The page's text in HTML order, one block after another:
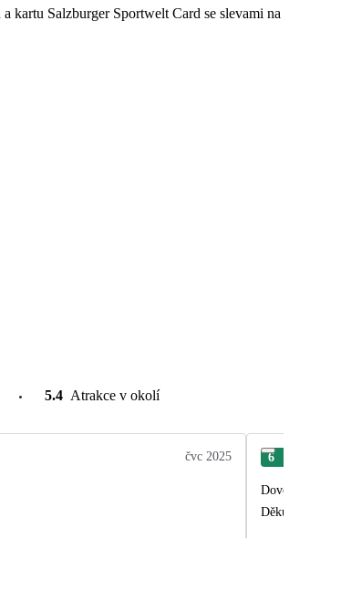
kartu Salzburger Sportwelt Card se slevami na
5.4 Atrakce v okolí
čvc 2025 6
Dovolená byla
Děkuji p.